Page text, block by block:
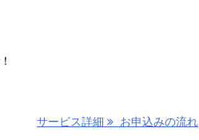
サービス詳細 お申込みの流れ